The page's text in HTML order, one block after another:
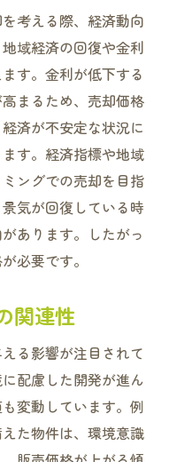
考える際、経済動向
域経済の回復や金利
す。金利が低下する
まるため、売却価格
済が不安定な状況に
す。経済指標や地域
ングでの売却を目指
気が回復している時
あります。したがっ
必要です。
関連性
る影響が注目されて
配慮した開発が進ん
変動しています。例
た物件は、環境意識